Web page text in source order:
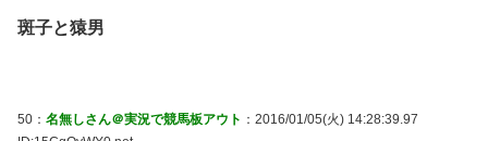
斑子と猿男
50： 名無しさん＠実況で競馬板アウト ：2016/01/05(火) 14:28:39.97